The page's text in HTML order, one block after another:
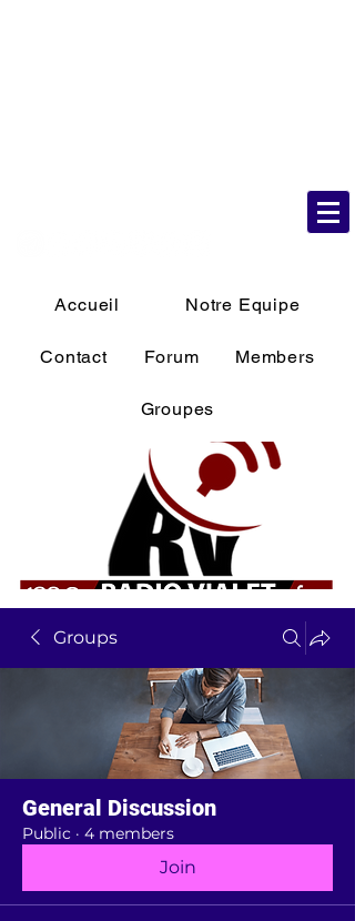
Accueil Notre Equipe
Contact Forum Members
Groupes
Groups
General Discussion
Public · 4 members
Join